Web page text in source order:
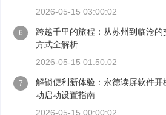
2026-05-15 03:00:02
6
跨越千里的旅程：从苏州到临沧的
方式全解析
2026-05-15 01:50:02
7
解锁便利新体验：永德读屏软件开
动启动设置指南
2026-05-15 00:00:02